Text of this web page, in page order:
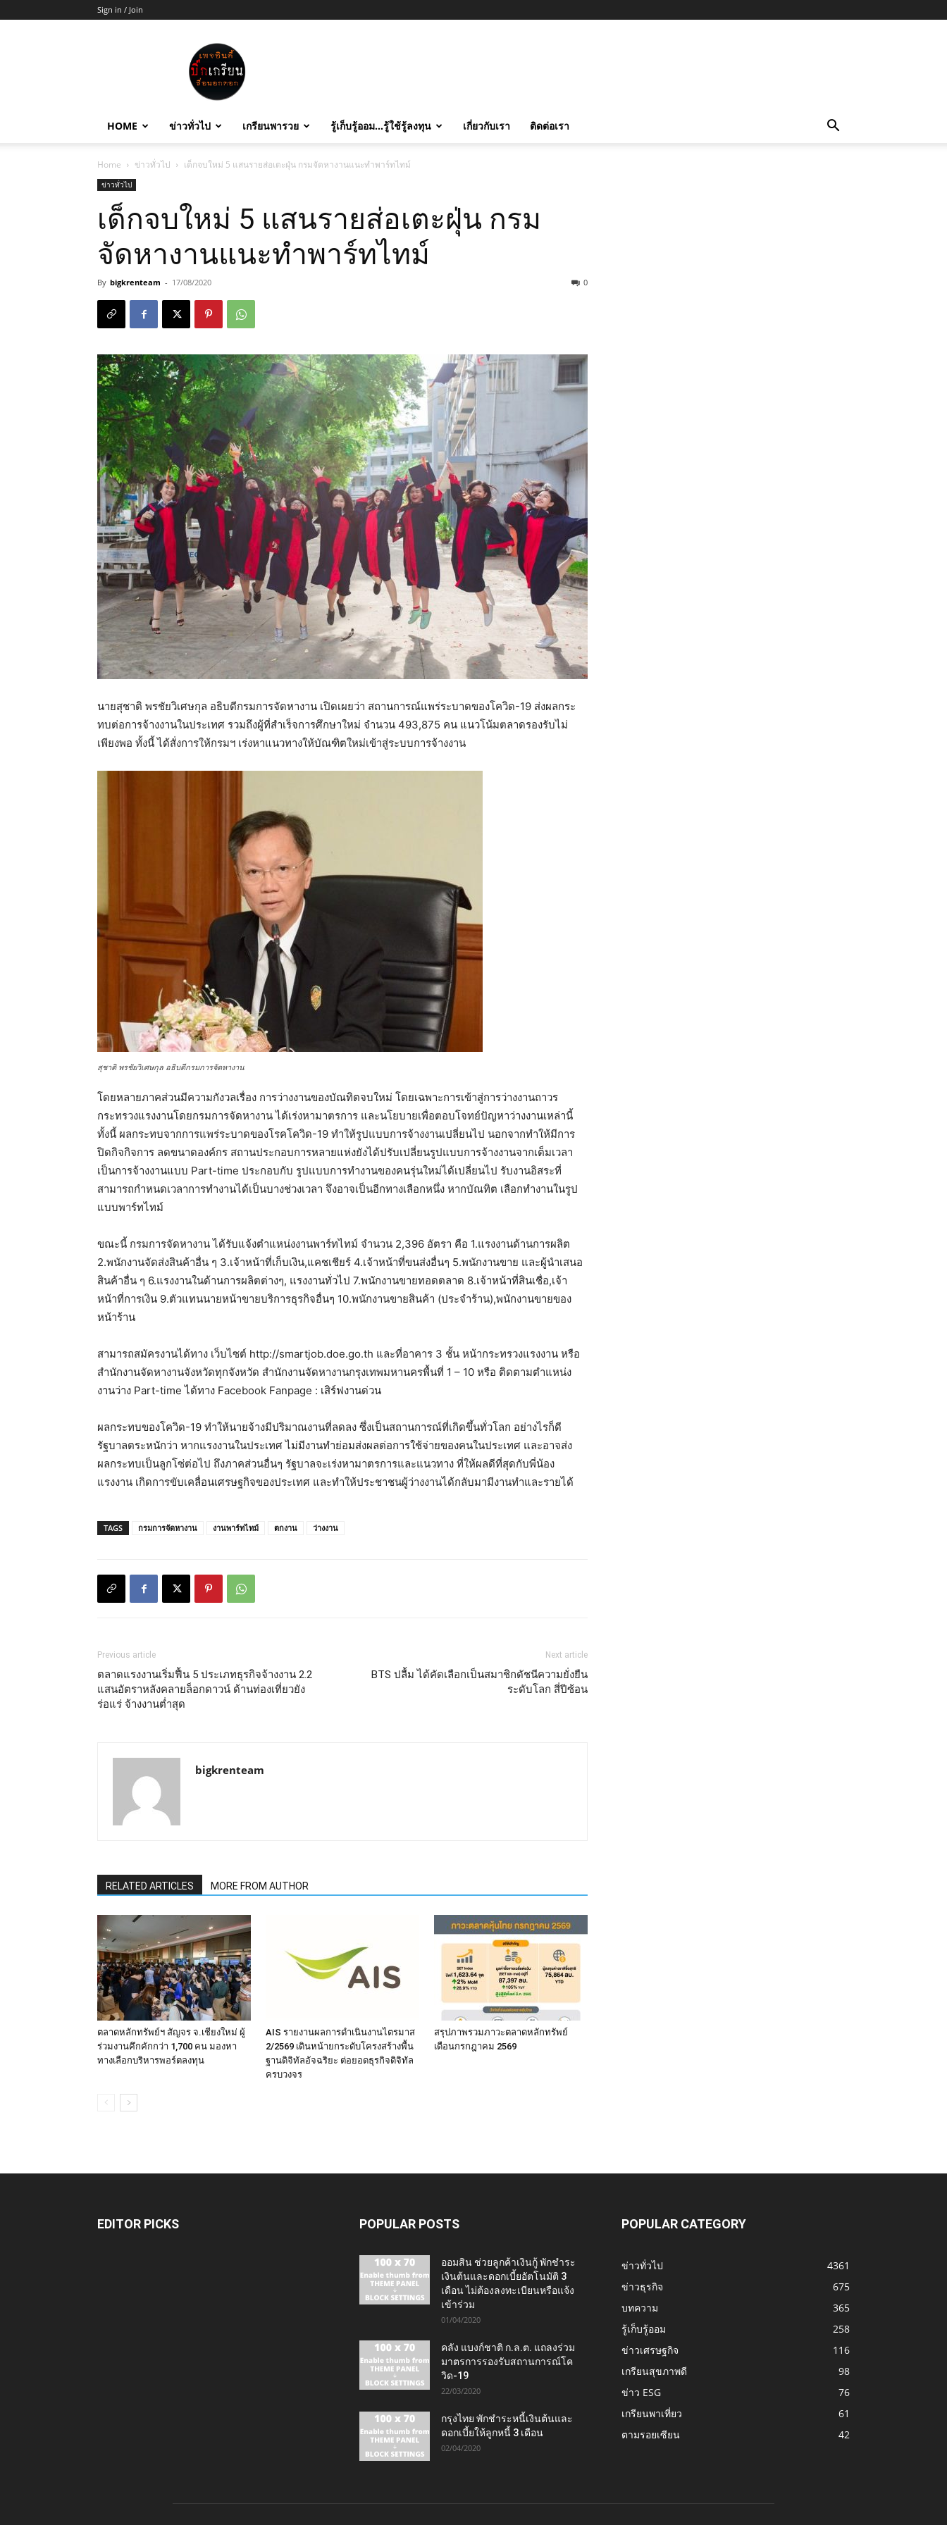
Sign in / Join
บิ๊ก
เกรียน
HOME ข่าวทั่วไป เกรียนพารวย รู้เก็บรู้ออม…รู้ใช้รู้ลงทุน เกี่ยวกับเรา ติดต่อเรา
Home ข่าวทั่วไป เด็กจบใหม่ 5 แสนรายส่อเตะฝุ่น กรมจัดหางานแนะทำพาร์ทไทม์
ข่าวทั่วไป
เด็กจบใหม่ 5 แสนรายส่อเตะฝุ่น กรม
จัดหางานแนะทำพาร์ทไทม์
By bigkrenteam - 17/08/2020 0
นายสุชาติ พรชัยวิเศษกุล อธิบดีกรมการจัดหางาน เปิดเผยว่า สถานการณ์แพร่ระบาดของโควิด-19 ส่งผลกระ
ทบต่อการจ้างงานในประเทศ รวมถึงผู้ที่สำเร็จการศึกษาใหม่ จำนวน 493,875 คน แนวโน้มตลาดรองรับไม่
เพียงพอ ทั้งนี้ ได้สั่งการให้กรมฯ เร่งหาแนวทางให้บัณฑิตใหม่เข้าสู่ระบบการจ้างงาน
สุชาติ พรชัยวิเศษกุล อธิบดีกรมการจัดหางาน
โดยหลายภาคส่วนมีความกังวลเรื่อง การว่างงานของบัณทิตจบใหม่ โดยเฉพาะการเข้าสู่การว่างงานถาวร
กระทรวงแรงงานโดยกรมการจัดหางาน ได้เร่งหามาตรการ และนโยบายเพื่อตอบโจทย์ปัญหาว่างงานเหล่านี้
ทั้งนี้ ผลกระทบจากการแพร่ระบาดของโรคโควิด-19 ทำให้รูปแบบการจ้างงานเปลี่ยนไป นอกจากทำให้มีการ
ปิดกิจกิจการ ลดขนาดองค์กร สถานประกอบการหลายแห่งยังได้ปรับเปลี่ยนรูปแบบการจ้างงานจากเต็มเวลา
เป็นการจ้างงานแบบ Part-time ประกอบกับ รูปแบบการทำงานของคนรุ่นใหม่ได้เปลี่ยนไป รับงานอิสระที่
สามารถกำหนดเวลาการทำงานได้เป็นบางช่วงเวลา จึงอาจเป็นอีกทางเลือกหนึ่ง หากบัณทิต เลือกทำงานในรูป
แบบพาร์ทไทม์
ขณะนี้ กรมการจัดหางาน ได้รับแจ้งตำแหน่งงานพาร์ทไทม์ จำนวน 2,396 อัตรา คือ 1.แรงงานด้านการผลิต
2.พนักงานจัดส่งสินค้าอื่น ๆ 3.เจ้าหน้าที่เก็บเงิน,แคชเชียร์ 4.เจ้าหน้าที่ขนส่งอื่นๆ 5.พนักงานขาย และผู้นำเสนอ
สินค้าอื่น ๆ 6.แรงงานในด้านการผลิตต่างๆ, แรงงานทั่วไป 7.พนักงานขายทอดตลาด 8.เจ้าหน้าที่สินเชื่อ,เจ้า
หน้าที่การเงิน 9.ตัวแทนนายหน้าขายบริการธุรกิจอื่นๆ 10.พนักงานขายสินค้า (ประจำร้าน),พนักงานขายของ
หน้าร้าน
สามารถสมัครงานได้ทาง เว็บไซต์ http://smartjob.doe.go.th และที่อาคาร 3 ชั้น หน้ากระทรวงแรงงาน หรือ
สำนักงานจัดหางานจังหวัดทุกจังหวัด สำนักงานจัดหางานกรุงเทพมหานครพื้นที่ 1 – 10 หรือ ติดตามตำแหน่ง
งานว่าง Part-time ได้ทาง Facebook Fanpage : เสิร์ฟงานด่วน
ผลกระทบของโควิด-19 ทำให้นายจ้างมีปริมาณงานที่ลดลง ซึ่งเป็นสถานการณ์ที่เกิดขึ้นทั่วโลก อย่างไรก็ดี
รัฐบาลตระหนักว่า หากแรงงานในประเทศ ไม่มีงานทำย่อมส่งผลต่อการใช้จ่ายของคนในประเทศ และอาจส่ง
ผลกระทบเป็นลูกโซ่ต่อไป ถึงภาคส่วนอื่นๆ รัฐบาลจะเร่งหามาตรการและแนวทาง ที่ให้ผลดีที่สุดกับพี่น้อง
แรงงาน เกิดการขับเคลื่อนเศรษฐกิจของประเทศ และทำให้ประชาชนผู้ว่างงานได้กลับมามีงานทำและรายได้
TAGS กรมการจัดหางาน งานพาร์ทไทม์ ตกงาน ว่างงาน
Previous article
ตลาดแรงงานเริ่มฟื้น 5 ประเภทธุรกิจจ้างงาน 2.2
แสนอัตราหลังคลายล็อกดาวน์ ด้านท่องเที่ยวยัง
ร่อแร่ จ้างงานต่ำสุด
Next article
BTS ปลื้ม ได้คัดเลือกเป็นสมาชิกดัชนีความยั่งยืน
ระดับโลก สี่ปีซ้อน
bigkrenteam
RELATED ARTICLES MORE FROM AUTHOR
ตลาดหลักทรัพย์ฯ สัญจร จ.เชียงใหม่ ผู้
ร่วมงานคึกคักกว่า 1,700 คน มองหา
ทางเลือกบริหารพอร์ตลงทุน
AIS รายงานผลการดำเนินงานไตรมาส
2/2569 เดินหน้ายกระดับโครงสร้างพื้น
ฐานดิจิทัลอัจฉริยะ ต่อยอดธุรกิจดิจิทัล
ครบวงจร
สรุปภาพรวมภาวะตลาดหลักทรัพย์
เดือนกรกฎาคม 2569
EDITOR PICKS POPULAR POSTS
ออมสิน ช่วยลูกค้าเงินกู้ พักชำระ
เงินต้นและดอกเบี้ยอัตโนมัติ 3
เดือน ไม่ต้องลงทะเบียนหรือแจ้ง
เข้าร่วม
01/04/2020
คลัง แบงก์ชาติ ก.ล.ต. แถลงร่วม
มาตรการรองรับสถานการณ์โค
วิด-19
22/03/2020
กรุงไทย พักชำระหนี้เงินต้นและ
ดอกเบี้ยให้ลูกหนี้ 3 เดือน
02/04/2020
POPULAR CATEGORY
ข่าวทั่วไป
4361
ข่าวธุรกิจ
675
บทความ
365
รู้เก็บรู้ออม
258
ข่าวเศรษฐกิจ
116
เกรียนสุขภาพดี
98
ข่าว ESG
76
เกรียนพาเที่ยว
61
ตามรอยเซียน
42